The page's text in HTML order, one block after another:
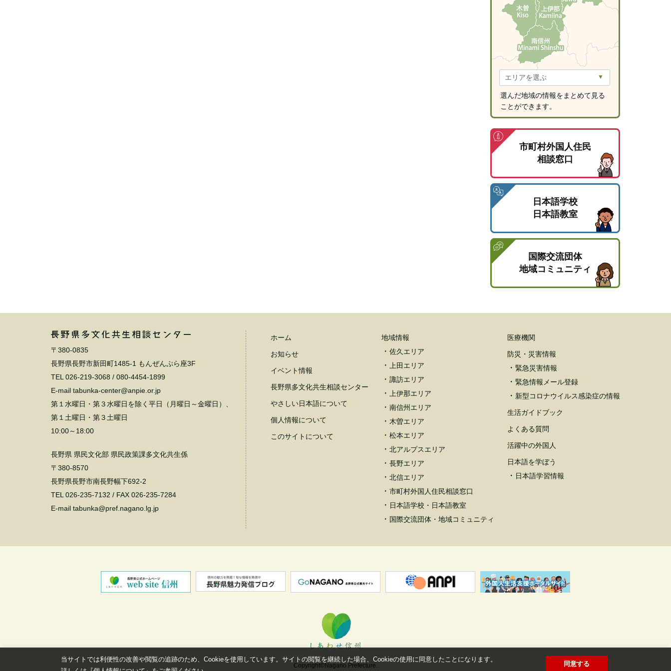
選んだ地域の情報をまとめて見る
ことができます。
市町村外国人住民
相談窓口
日本語学校
日本語教室
国際交流団体
地域コミュニティ
〒380-0835
長野県長野市新田町1485-1 もんぜんぷら座3F
TEL026-219-3068 / 080-4454-1899
E-mail tabunka-center@anpie.or.jp
第１水曜日・第３水曜日を除く平日（月曜日～金曜日）、
第１土曜日・第３土曜日
10:00～18:00
長野県 県民文化部 県民政策課多文化共生係
〒380-8570
長野県長野市南長野幅下692-2
TEL026-235-7132 / FAX 026-235-7284
E-mail tabunka@pref.nagano.lg.jp
ホーム
お知らせ
イベント情報
長野県多文化共生相談センター
やさしい日本語について
個人情報について
このサイトについて
地域情報
佐久エリア
上田エリア
諏訪エリア
上伊那エリア
南信州エリア
木曽エリア
松本エリア
北アルプスエリア
長野エリア
北信エリア
市町村外国人住民相談窓口
日本語学校・日本語教室
国際交流団体・地域コミュニティ
医療機関
防災・災害情報
緊急災害情報
緊急情報メール登録
新型コロナウイルス感染症の情報
生活ガイドブック
よくある質問
活躍中の外国人
日本語を学ぼう
日本語学習情報
Copyright©Nagano Prefecture.
当サイトでは利便性の改善や閲覧の追跡のため、Cookieを使用しています。サイトの閲覧を継続した場合、Cookieの使用に同意したことになります。
同意する